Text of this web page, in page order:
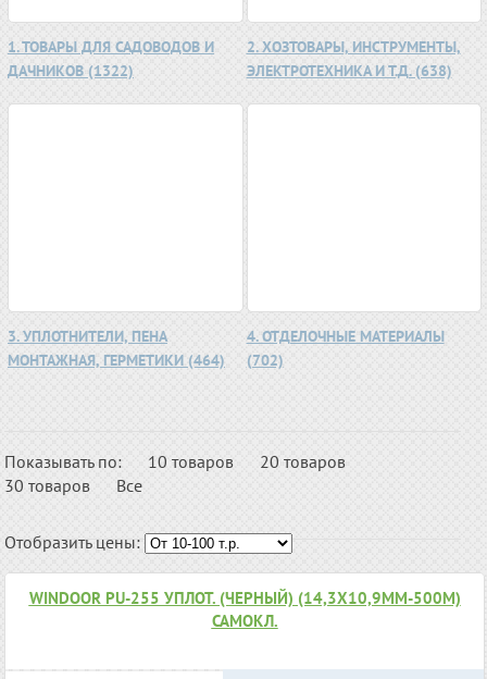
1. ТОВАРЫ ДЛЯ САДОВОДОВ И
ДАЧНИКОВ (1322)
2. ХОЗТОВАРЫ, ИНСТРУМЕНТЫ,
ЭЛЕКТРОТЕХНИКА И Т.Д. (638)
3. УПЛОТНИТЕЛИ, ПЕНА
МОНТАЖНАЯ, ГЕРМЕТИКИ (464)
4. ОТДЕЛОЧНЫЕ МАТЕРИАЛЫ
(702)
Показывать по: 10 товаров
20 товаров
30 товаров
Все
Отобразить цены:
WINDOOR PU-255 УПЛОТ. (ЧЕРНЫЙ) (14,3Х10,9ММ-500М)
САМОКЛ.